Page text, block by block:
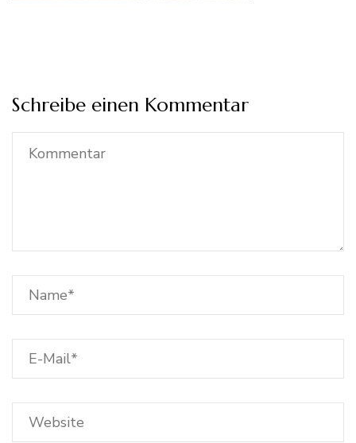
Schreibe einen Kommentar